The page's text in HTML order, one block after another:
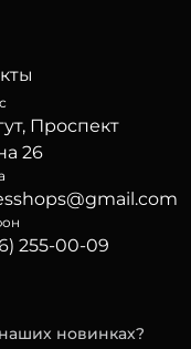
Проспект
26
255-00-09
новинках?